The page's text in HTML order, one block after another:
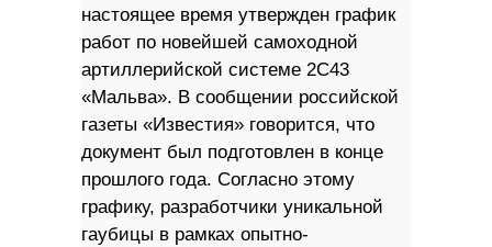
настоящее время утвержден график
работ по новейшей самоходной
артиллерийской системе 2С43
«Мальва». В сообщении российской
газеты «Известия» говорится, что
документ был подготовлен в конце
прошлого года. Согласно этому
графику, разработчики уникальной
гаубицы в рамках опытно-